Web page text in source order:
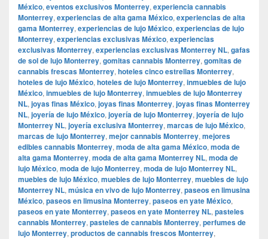
México, eventos exclusivos Monterrey, experiencia cannabis
Monterrey, experiencias de alta gama México, experiencias de alta
gama Monterrey, experiencias de lujo México, experiencias de lujo
Monterrey, experiencias exclusivas México, experiencias
exclusivas Monterrey, experiencias exclusivas Monterrey NL, gafas
de sol de lujo Monterrey, gomitas cannabis Monterrey, gomitas de
cannabis frescas Monterrey, hoteles cinco estrellas Monterrey,
hoteles de lujo México, hoteles de lujo Monterrey, inmuebles de lujo
México, inmuebles de lujo Monterrey, inmuebles de lujo Monterrey
NL, joyas finas México, joyas finas Monterrey, joyas finas Monterrey
NL, joyería de lujo México, joyería de lujo Monterrey, joyería de lujo
Monterrey NL, joyería exclusiva Monterrey, marcas de lujo México,
marcas de lujo Monterrey, mejor cannabis Monterrey, mejores
edibles cannabis Monterrey, moda de alta gama México, moda de
alta gama Monterrey, moda de alta gama Monterrey NL, moda de
lujo México, moda de lujo Monterrey, moda de lujo Monterrey NL,
muebles de lujo México, muebles de lujo Monterrey, muebles de lujo
Monterrey NL, música en vivo de lujo Monterrey, paseos en limusina
México, paseos en limusina Monterrey, paseos en yate México,
paseos en yate Monterrey, paseos en yate Monterrey NL, pasteles
cannabis Monterrey, pasteles de cannabis Monterrey, perfumes de
lujo Monterrey, productos de cannabis frescos Monterrey,